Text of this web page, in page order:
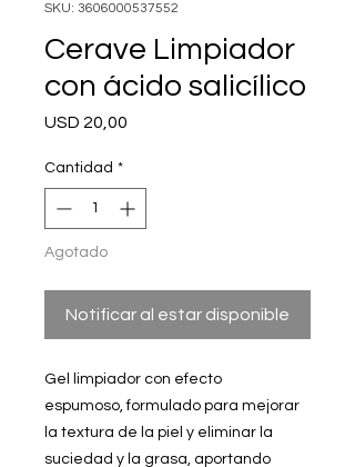
SKU: 3606000537552
Cerave Limpiador
con ácido salicílico
USD 20,00
Cantidad *
Agotado
Notificar al estar disponible
Gel limpiador con efecto
espumoso, formulado para mejorar
la textura de la piel y eliminar la
suciedad y la grasa, aportando